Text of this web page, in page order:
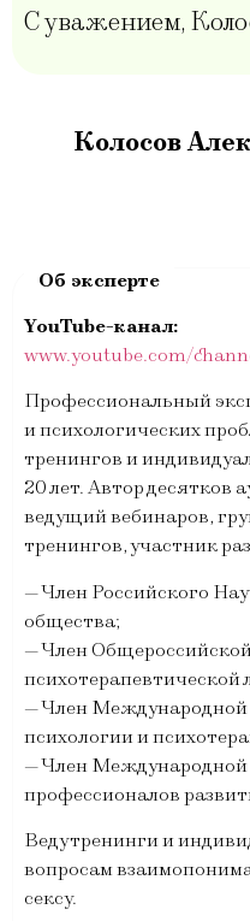
С уважением,
Колосов
YouTube-канал:
www.youtube.com/
Профессиональный
и психологических
тренингов и
20 лет. Автор десятков
ведущий вебинаров,
тренингов, участник
— Член Российского
общества;
— Член
психотерапевтической
— Член Международной
психологии и
— Член
профессионалов
Веду тренинги и
вопросам
сексу.